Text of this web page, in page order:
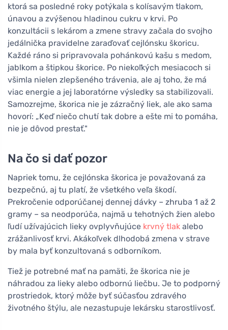
ktorá sa posledné roky potýkala s kolísavým tlakom,
únavou a zvýšenou hladinou cukru v krvi. Po
konzultácii s lekárom a zmene stravy začala do svojho
jedálnička pravidelne zaraďovať cejlónsku škoricu.
Každé ráno si pripravovala pohánkovú kašu s medom,
jablkom a štipkou škorice. Po niekoľkých mesiacoch si
všimla nielen zlepšeného trávenia, ale aj toho, že má
viac energie a jej laboratórne výsledky sa stabilizovali.
Samozrejme, škorica nie je zázračný liek, ale ako sama
hovorí: „Keď niečo chutí tak dobre a ešte mi to pomáha,
nie je dôvod prestať."
Na čo si dať pozor
Napriek tomu, že cejlónska škorica je považovaná za
bezpečnú, aj tu platí, že všetkého veľa škodí.
Prekročenie odporúčanej dennej dávky – zhruba 1 až 2
gramy – sa neodporúča, najmä u tehotných žien alebo
ľudí užívajúcich lieky ovplyvňujúce krvný tlak alebo
zrážanlivosť krvi. Akákoľvek dlhodobá zmena v strave
by mala byť konzultovaná s odborníkom.
Tiež je potrebné mať na pamäti, že škorica nie je
náhradou za lieky alebo odbornú liečbu. Je to podporný
prostriedok, ktorý môže byť súčasťou zdravého
životného štýlu, ale nezastupuje lekársku starostlivosť.